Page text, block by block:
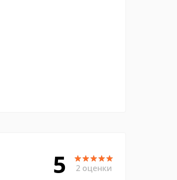
5 2 оценки